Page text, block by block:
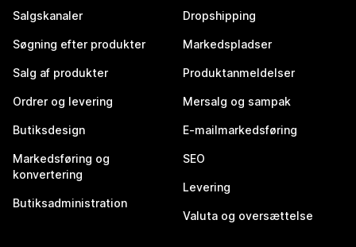
Salgskanaler
Søgning efter produkter
Salg af produkter
Ordrer og levering
Butiksdesign
Markedsføring og
konvertering
Butiksadministration
Dropshipping
Markedspladser
Produktanmeldelser
Mersalg og sampak
E-mailmarkedsføring
SEO
Levering
Valuta og oversættelse